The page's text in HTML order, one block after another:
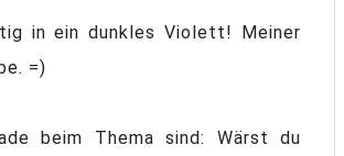
in ein dunkles Violett! Meiner
=)
beim Thema sind: Wärst du